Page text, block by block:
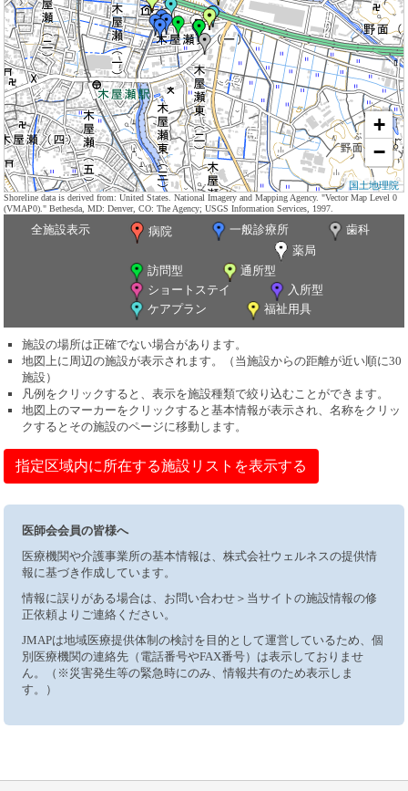
+
−
国土地理院
Shoreline data is derived from: United States. National Imagery and Mapping Agency. "Vector Map Level 0
(VMAP0)." Bethesda, MD: Denver, CO: The Agency; USGS Information Services, 1997.
全施設表示 病院 一般診療所
歯科
薬局
訪問型
通所型
ショートステイ
入所型
ケアプラン
福祉用具
施設の場所は正確でない場合があります。
地図上に周辺の施設が表示されます。（当施設からの距離が近い順に30
施設）
凡例をクリックすると、表示を施設種類で絞り込むことができます。
地図上のマーカーをクリックすると基本情報が表示され、名称をクリッ
クするとその施設のページに移動します。
指定区域内に所在する施設リストを表示する
医師会会員の皆様へ
医療機関や介護事業所の基本情報は、株式会社ウェルネスの提供情
報に基づき作成しています。
情報に誤りがある場合は、お問い合わせ＞当サイトの施設情報の修
正依頼よりご連絡ください。
JMAPは地域医療提供体制の検討を目的として運営しているため、個
別医療機関の連絡先（電話番号やFAX番号）は表示しておりませ
ん。（※災害発生等の緊急時にのみ、情報共有のため表示しま
す。）